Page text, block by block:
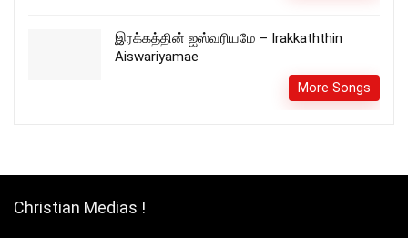
இரக்கத்தின் ஐஸ்வரியமே – Irakkaththin
Aiswariyamae
More Songs
Christian Medias !